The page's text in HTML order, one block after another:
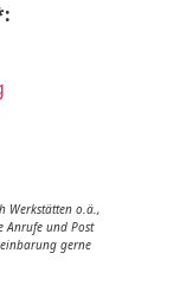
Werkstätten o.ä.,
Anrufe und Post
gerne